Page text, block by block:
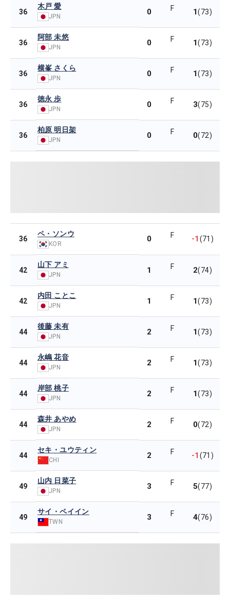
36
木戸 愛
JPN 0 F 1(73)
36
阿部 未悠
JPN 0 F 1(73)
36
横峯 さくら
JPN 0 F 1(73)
36
徳永 歩
JPN 0 F 3(75)
36
柏原 明日架
JPN 0 F 0(72)
36
ペ・ソンウ
KOR
0 F -1(71)
42
山下 アミ
JPN 1 F 2(74)
42
内田 ことこ
JPN 1 F 1(73)
44
後藤 未有
JPN 2 F 1(73)
44
永嶋 花音
JPN 2 F 1(73)
44
岸部 桃子
JPN 2 F 1(73)
44
森井 あやめ
JPN 2 F 0(72)
44
セキ・ユウティン
CHI 2 F -1(71)
49
山内 日菜子
JPN 3 F 5(77)
49
サイ・ペイイン
TWN 3 F 4(76)